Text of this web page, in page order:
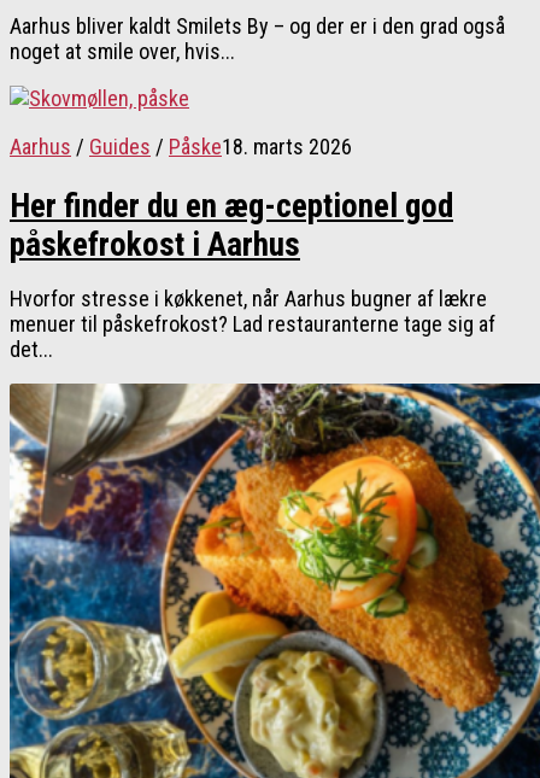
Aarhus bliver kaldt Smilets By – og der er i den grad også
noget at smile over, hvis...
Aarhus / Guides / Påske18. marts 2026
Her finder du en æg-ceptionel god
påskefrokost i Aarhus
Hvorfor stresse i køkkenet, når Aarhus bugner af lækre
menuer til påskefrokost? Lad restauranterne tage sig af
det...